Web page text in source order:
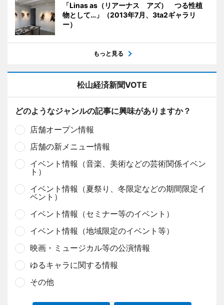
「Linas as（リアーナス アズ） つる性植
物として…」（2013年7月、3ta2ギャラリ
ー）
もっと見る
松山経済新聞VOTE
どのようなジャンルの記事に興味がありますか？
店舗オープン情報
店舗の新メニュー情報
イベント情報（音楽、美術などの芸術関係イベン
ト）
イベント情報（夏祭り、冬限定などの期間限定イ
ベント）
イベント情報（セミナー等のイベント）
イベント情報（地域限定のイベント等）
映画・ミュージカル等の公演情報
ゆるキャラに関する情報
その他